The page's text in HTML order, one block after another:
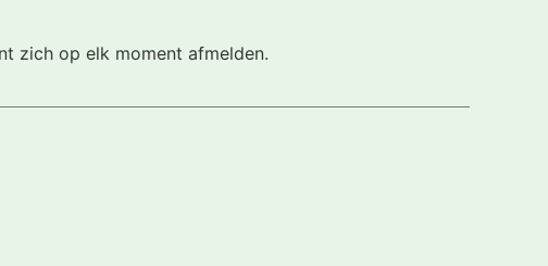
zich op elk moment afmelden.